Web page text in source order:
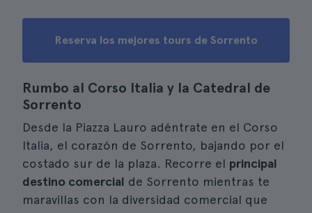
Reserva los mejores tours de Sorrento
Rumbo al Corso Italia y la Catedral de
Sorrento
Desde la Piazza Lauro adéntrate en el Corso
Italia, el corazón de Sorrento, bajando por el
costado sur de la plaza. Recorre el principal
destino comercial de Sorrento mientras te
maravillas con la diversidad comercial que